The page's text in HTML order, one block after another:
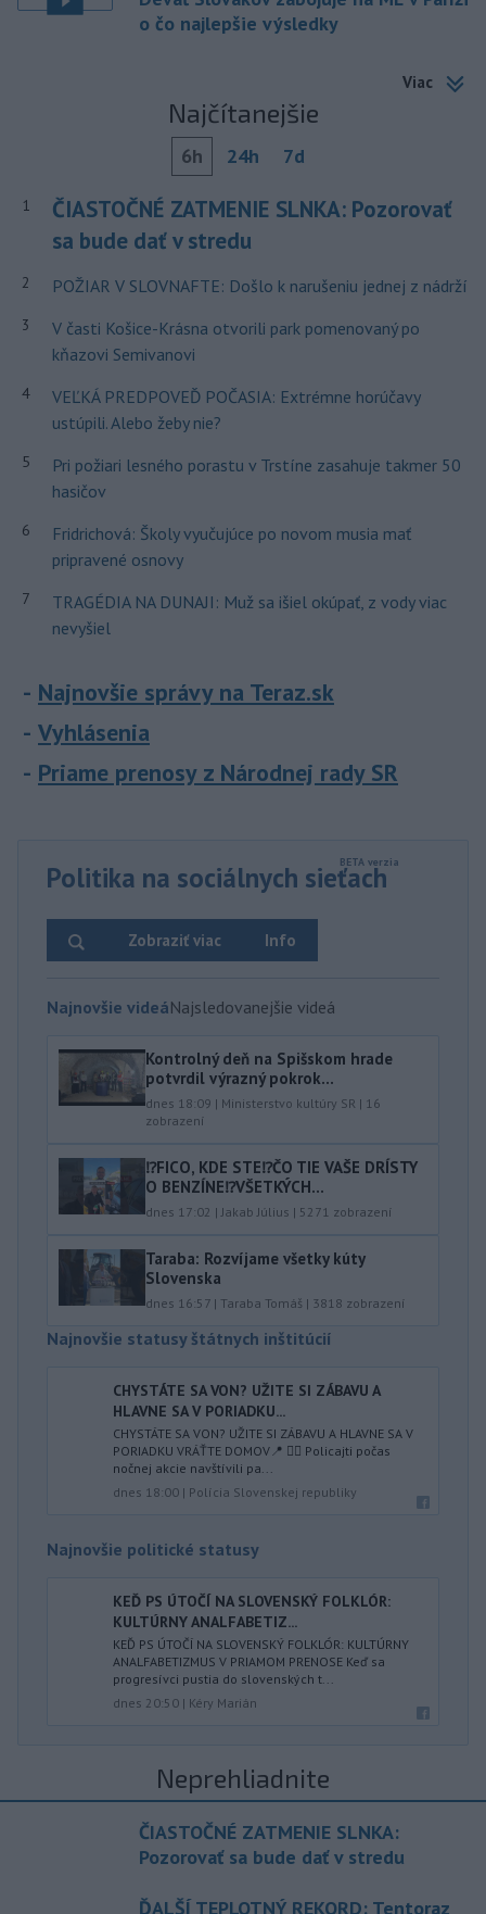
o čo najlepšie výsledky
Viac
Najčítanejšie
6h 24h 7d
1
ČIASTOČNÉ ZATMENIE SLNKA: Pozorovať
sa bude dať v stredu
2 POŽIAR V SLOVNAFTE: Došlo k narušeniu jednej z nádrží
3
V časti Košice-Krásna otvorili park pomenovaný po
kňazovi Semivanovi
4
VEĽKÁ PREDPOVEĎ POČASIA: Extrémne horúčavy
ustúpili. Alebo žeby nie?
5
Pri požiari lesného porastu v Trstíne zasahuje takmer 50
hasičov
6
Fridrichová: Školy vyučujúce po novom musia mať
pripravené osnovy
7
TRAGÉDIA NA DUNAJI: Muž sa išiel okúpať, z vody viac
nevyšiel
Najnovšie správy na Teraz.sk
Vyhlásenia
Priame prenosy z Národnej rady SR
Politika na sociálnych sieťach
Info
Zobraziť viac
Najnovšie videáNajsledovanejšie videá
Kontrolný deň na Spišskom hrade
potvrdil výrazný pokrok...
dnes 18:09 | Ministerstvo kultúry SR | 16
zobrazení
⁉️FICO, KDE STE⁉️ČO TIE VAŠE DRÍSTY
O BENZÍNE⁉️VŠETKÝCH...
dnes 17:02 |Jakab Július | 5271 zobrazení
Taraba: Rozvíjame všetky kúty
Slovenska
dnes 16:57 | Taraba Tomáš | 3818 zobrazení
Najnovšie statusy štátnych inštitúcií
CHYSTÁTE SA VON? UŽITE SI ZÁBAVU A
HLAVNE SA V PORIADKU...
CHYSTÁTE SA VON? UŽITE SI ZÁBAVU A HLAVNE SA V
PORIADKU VRÁŤTE DOMOV📍 👮‍♂️ Policajti počas
nočnej akcie navštívili pa...
dnes 18:00 | Polícia Slovenskej republiky
Najnovšie politické statusy
KEĎ PS ÚTOČÍ NA SLOVENSKÝ FOLKLÓR:
KULTÚRNY ANALFABETIZ...
KEĎ PS ÚTOČÍ NA SLOVENSKÝ FOLKLÓR: KULTÚRNY
ANALFABETIZMUS V PRIAMOM PRENOSE Keď sa
progresívci pustia do slovenských t...
dnes 20:50 | Kéry Marián
Neprehliadnite
ČIASTOČNÉ ZATMENIE SLNKA:
Pozorovať sa bude dať v stredu
ĎALŠÍ TEPLOTNÝ REKORD: Tentoraz